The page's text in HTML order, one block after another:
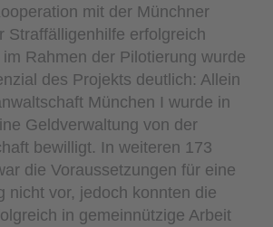
mit der Münchner
Straffälligenhilfe erfolgreich
Rahmen der Pilotierung wurde
des Projekts deutlich: Allein
München I wurde in
Geldverwaltung von der
bewilligt. In weiteren 173
die Voraussetzungen für eine
nicht vor, jedoch konnten die
in gemeinnützige Arbeit